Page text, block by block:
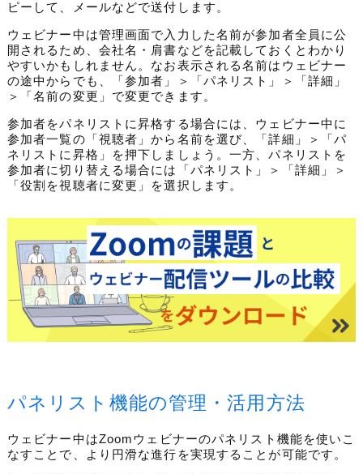
ピーして、メールなどで送付します。
ウェビナー中は管理画面で入力した名前が参加者全員に公
開されるため、 会社名・ 肩書などを記載しておくとわかり
やすいかもしれません。なお表示される名前は ウェビナー
の途中からでも、
「参加者」＞「パネリスト」＞「詳細」
＞「名前の変更」で変更できます。
参加者をパネリストに昇格する場合には、ウェビナー中に
参加者一覧の「視聴者」から名前を選び、「詳細」＞「パ
ネリストに昇格」を押下しましょう。一方、パネリストを
参加者に切り替える場合には
「パネリスト」＞
「詳細」＞
「役割を視聴者に変更」を選択します。
パネリスト機能の管理・活用方法
ウェビナー中はZoomウェビナーのパネリスト機能を使いこ
なすことで、より円滑な進行を実現することが可能です。